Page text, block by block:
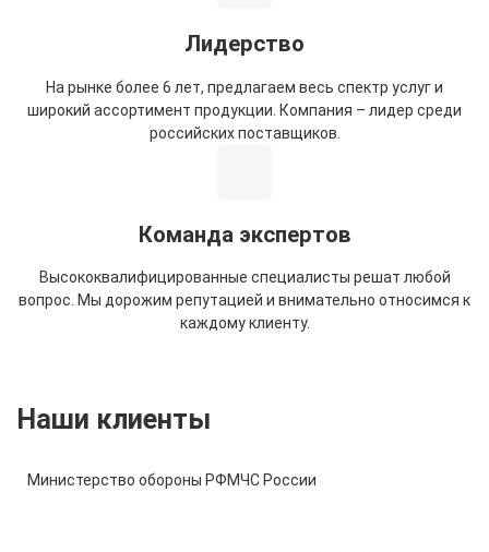
Лидерство
На рынке более 6 лет, предлагаем весь спектр услуг и
широкий ассортимент продукции. Компания – лидер среди
российских поставщиков.
Команда экспертов
Высококвалифицированные специалисты решат любой
вопрос. Мы дорожим репутацией и внимательно относимся к
каждому клиенту.
Наши клиенты
Министерство обороны РФМЧС России